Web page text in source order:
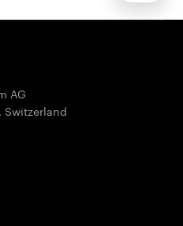
AG
, Switzerland